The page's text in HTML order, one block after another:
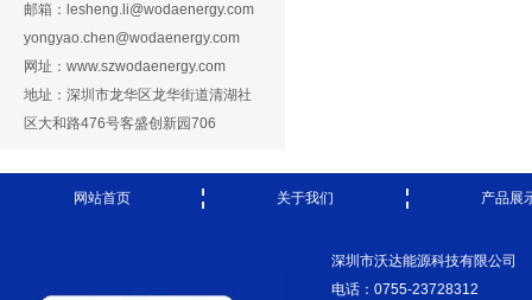
邮箱：lesheng.li@wodaenergy.com
yongyao.chen@wodaenergy.com
网址：www.szwodaenergy.com
地址：深圳市龙华区龙华街道清湖社
区大和路476号客盛创新园706
网站首页 关于我们 产品展
深圳市沃达能源科技有限公司
电话：0755-23728312